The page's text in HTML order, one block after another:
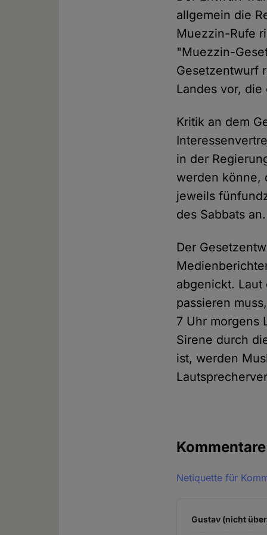
allgemein die
Muezzin-Rufe
"Muezzin-
Gesetzentwurf
Landes vor,
Kritik an dem
in der
werden könne,
jeweils
des Sabbats an.
Der
abgenickt. Laut
passieren
7 Uhr morgens
Sirene durch
ist, werden
Kommentare
Netiquette für
Gustav (nicht